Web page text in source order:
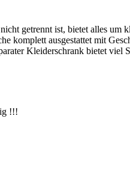
getrennt ist, bietet alles
ausgestattet mit
Kleiderschrank bietet viel
!!!